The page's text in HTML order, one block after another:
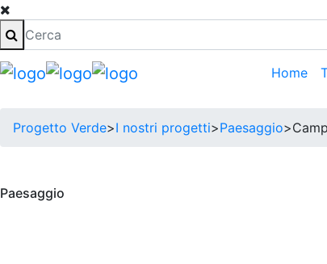
Home
Progetto Verde>I nostri progetti>Paesaggio>
Paesaggio